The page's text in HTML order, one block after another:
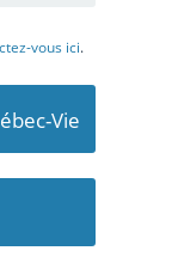
vous ici.
Vie